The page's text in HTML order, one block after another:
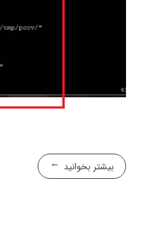
بیشتر بخوانید